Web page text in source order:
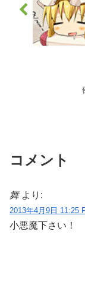
コメント
舞 より:
2013年4月9日 11:25
小悪魔下さい！